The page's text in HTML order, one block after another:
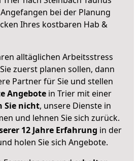
Angefangen bei der Planung
Ihres kostbaren Hab &
alltäglichen Arbeitsstress
zuerst planen sollen, dann
Partner für Sie und stellen
Angebote in Trier mit einer
Sie nicht, unsere Dienste in
und lehnen Sie sich zurück.
12 Jahre Erfahrung in der
holen Sie sich Angebote.